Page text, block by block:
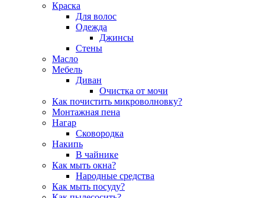
Краска
Для волос
Одежда
Джинсы
Стены
Масло
Мебель
Диван
Очистка от мочи
Как почистить микроволновку?
Монтажная пена
Нагар
Сковородка
Накипь
В чайнике
Как мыть окна?
Народные средства
Как мыть посуду?